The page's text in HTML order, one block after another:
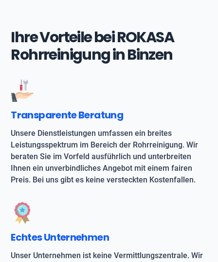
Ihre Vorteile bei ROKASA
Rohrreinigung in Binzen
Transparente Beratung
Unsere Dienstleistungen umfassen ein breites
Leistungsspektrum im Bereich der Rohrreinigung. Wir
beraten Sie im Vorfeld ausführlich und unterbreiten
Ihnen ein unverbindliches Angebot mit einem fairen
Preis. Bei uns gibt es keine versteckten Kostenfallen.
Echtes Unternehmen
Unser Unternehmen ist keine Vermittlungszentrale. Wir